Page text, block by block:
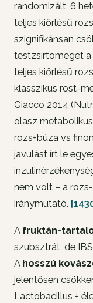
randomizált, 6
teljes kiőrlésű
szignifikánsan
testzsírtömeget
teljes kiőrlésű
klasszikus rost-
Giacco 2014
olasz
rozs+búza vs
javulást írt le
nem volt – a
iránymutató.
A fruktán-
szubsztrát, de
A hosszú
jelentősen
Lactobacillus +